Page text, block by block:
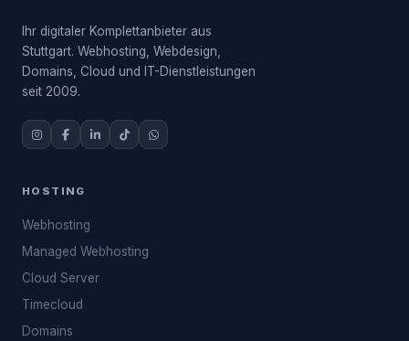
Ihr digitaler Komplettanbieter aus
Stuttgart. Webhosting, Webdesign,
Domains, Cloud und IT-Dienstleistungen
seit 2009.
HOSTING
Webhosting
Managed Webhosting
Cloud Server
Timecloud
Domains